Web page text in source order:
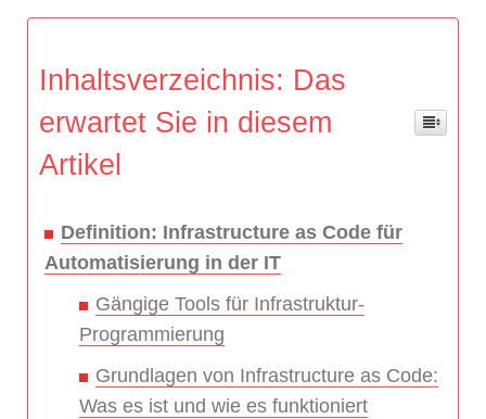
Inhaltsverzeichnis: Das
erwartet Sie in diesem
Artikel
Definition: Infrastructure as Code für
Automatisierung in der IT
Gängige Tools für Infrastruktur-
Programmierung
Grundlagen von Infrastructure as Code:
Was es ist und wie es funktioniert